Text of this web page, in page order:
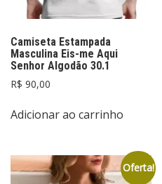
Camiseta Estampada
Masculina Eis-me Aqui
Senhor Algodão 30.1
R$ 90,00
Adicionar ao carrinho
Oferta!